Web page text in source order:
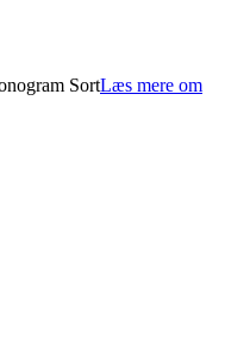
SortLæs mere om